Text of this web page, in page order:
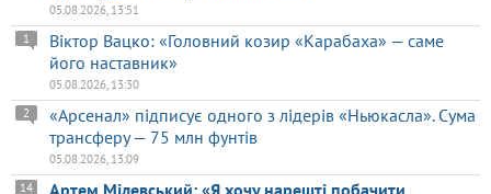
05.08.2026, 13:51
Віктор Вацко: «Головний козир «Карабаха» — саме
його наставник»
1
05.08.2026, 13:30
«Арсенал» підписує одного з лідерів «Ньюкасла». Сума
трансферу — 75 млн фунтів
2
05.08.2026, 13:09
Артем Мілевський: «Я хочу нарешті побачити
14